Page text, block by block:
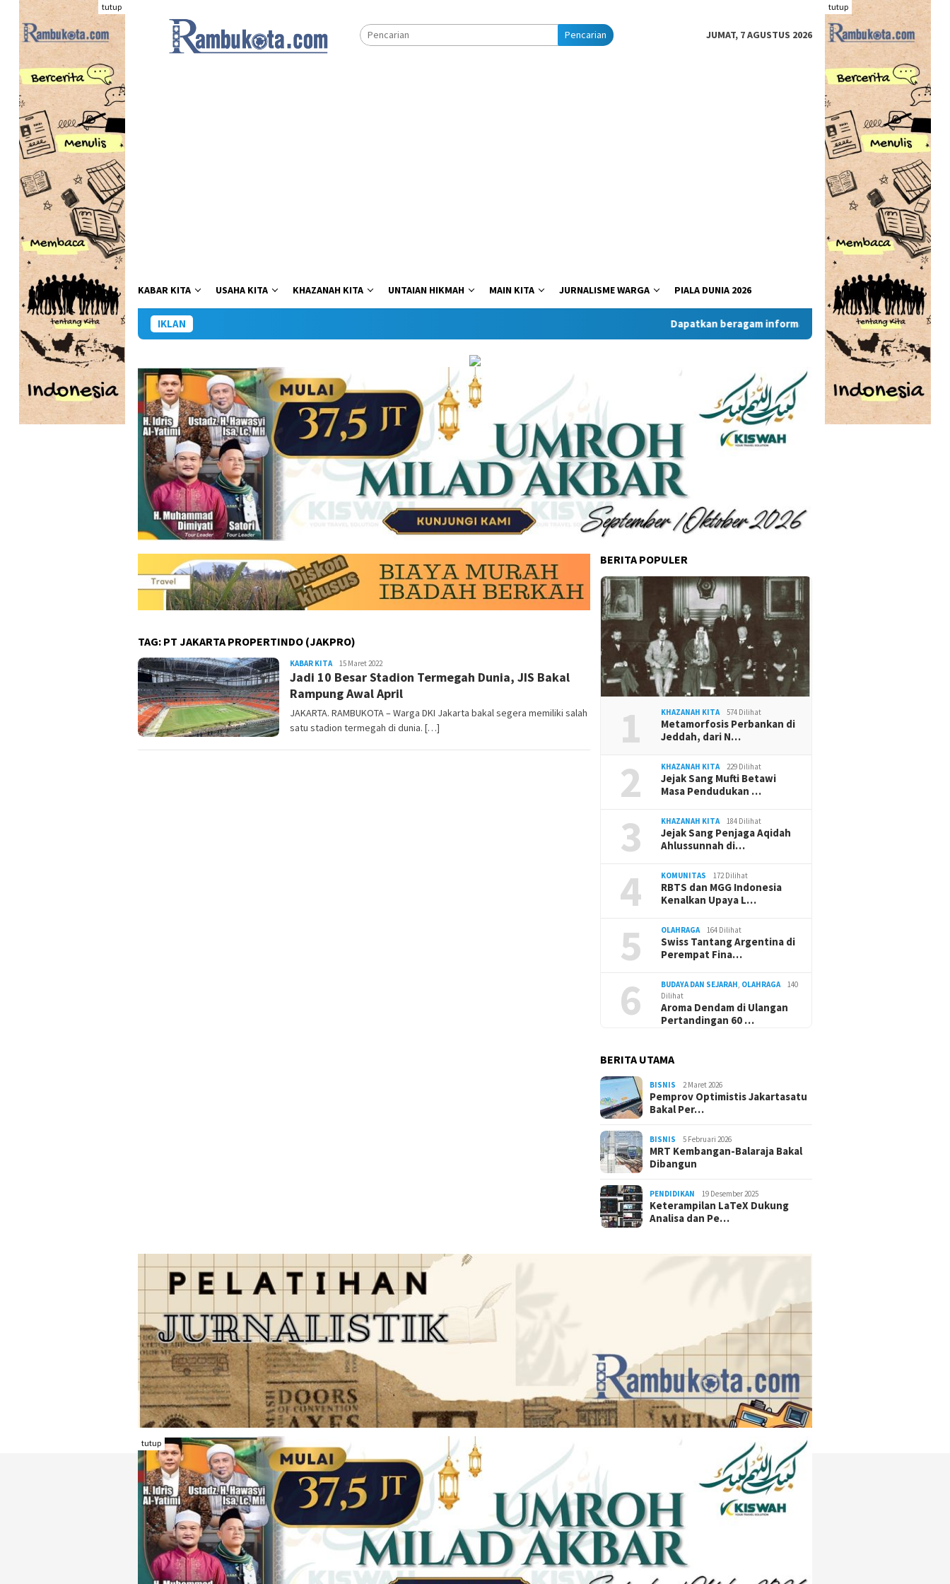
Loncat
konten
tutup tutup
Pencarian JUMAT, 7 AGUSTUS 2026
KABAR KITA USAHA KITA KHAZANAH KITA UNTAIAN HIKMAH MAIN KITA JURNALISME WARGA PIALA DUNIA 2026
IKLAN Dapatkan beragam informasi dan berita menarik dari situs
TAG: PT JAKARTA PROPERTINDO (JAKPRO)
KABAR KITAadmin
15 Maret 2022
Jadi 10 Besar Stadion Termegah Dunia, JIS Bakal
Rampung Awal April
JAKARTA. RAMBUKOTA – Warga DKI Jakarta bakal segera memiliki salah
satu stadion termegah di dunia. […]
BERITA POPULER
1 KHAZANAH KITA 574 Dilihat
Metamorfosis Perbankan di
Jeddah, dari N…
2 KHAZANAH KITA 229 Dilihat
Jejak Sang Mufti Betawi
Masa Pendudukan …
3 KHAZANAH KITA 184 Dilihat
Jejak Sang Penjaga Aqidah
Ahlussunnah di…
4 KOMUNITAS 172 Dilihat
RBTS dan MGG Indonesia
Kenalkan Upaya L…
5 OLAHRAGA 164 Dilihat
Swiss Tantang Argentina di
Perempat Fina…
6 BUDAYA DAN SEJARAH OLAHRAGA
140
Dilihat
Aroma Dendam di Ulangan
Pertandingan 60 …
BERITA UTAMA
BISNIS 2 Maret 2026
Pemprov Optimistis Jakartasatu
Bakal Per…
BISNIS 5 Februari 2026
MRT Kembangan-Balaraja Bakal
Dibangun
PENDIDIKAN 19 Desember 2025
Keterampilan LaTeX Dukung
Analisa dan Pe…
TENTANG RAMBU KOTA REDAKSI
DISCLAIMER
KONTAK KAMI
FORM PENGADUAN
PEDOMAN MEDIA SIBER
KARIR
JARINGAN SOCIAL
Facebook Twitter
Instagram
Linkedin
Youtube
tutup